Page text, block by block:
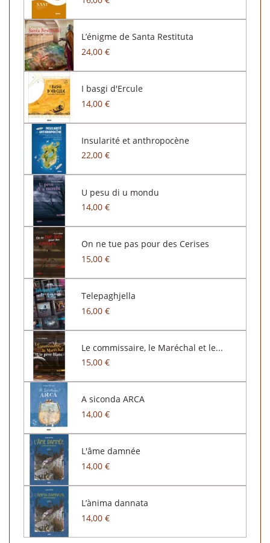
L’énigme de Santa Restituta
24,00 €
I basgi d'Ercule
14,00 €
Insularité et anthropocène
22,00 €
U pesu di u mondu
14,00 €
On ne tue pas pour des Cerises
15,00 €
Telepaghjella
16,00 €
Le commissaire, le Maréchal et le...
15,00 €
A siconda ARCA
14,00 €
L'âme damnée
14,00 €
L’ànima dannata
14,00 €